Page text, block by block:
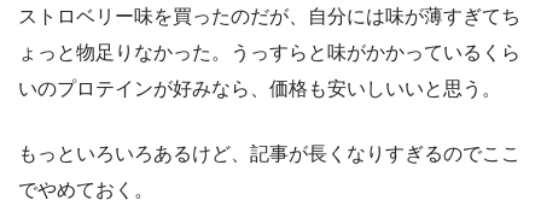
ストロベリー味を買ったのだが、自分には味が薄すぎてち
ょっと物足りなかった。うっすらと味がかかっているくら
いのプロテインが好みなら、価格も安いしいいと思う。
もっといろいろあるけど、記事が長くなりすぎるのでここ
でやめておく。